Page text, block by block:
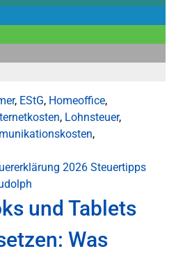
, EStG, Homeoffice,
, Lohnsteuer,
,
2026 Steuertipps
und Tablets
Was